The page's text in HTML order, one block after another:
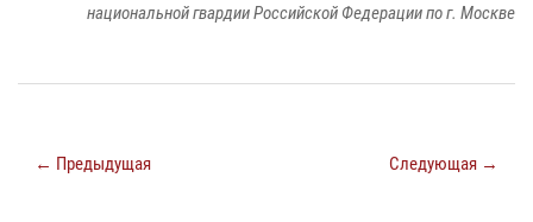
национальной гвардии Российской Федерации по г. Москве
← Предыдущая Следующая →